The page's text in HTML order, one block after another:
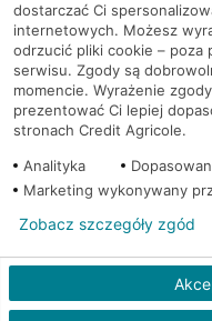
Regulamin serwisu
Mapa serwisu
PolitykaCookies
© 2026 Credit Agricole Bank
dostarczać Ci
internetowych. Możesz
odrzucić pliki cookie – poza
serwisu. Zgody są
momencie. Wyrażenie
prezentować Ci lepiej
stronach Credit Agricole.
Analityka
Marketing wykonywany
Zobacz szczegóły zgód